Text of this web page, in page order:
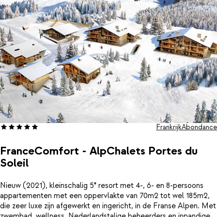
In de cabines vind je een stapelbed. Sommige appartementen
bestaan uit 2 verdiepingen (duplex).
Summit Travel biedt de keuze uit de volgende typen
appartementen:
FranceComfort - AlpChalets Portes du
Soleil
FrankrijkAbondance
Nieuw (2021), kleinschalig 5* resort met 4-, 6- en 8-persoons
appartementen met een oppervlakte van 70m2 tot wel 185m2,
die zeer luxe zijn afgewerkt en ingericht, in de Franse Alpen. Met